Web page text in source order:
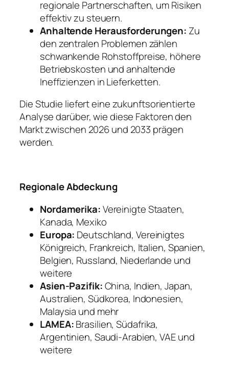
regionale Partnerschaften, um Risiken
effektiv zu steuern.
Anhaltende Herausforderungen: Zu
den zentralen Problemen zählen
schwankende Rohstoffpreise, höhere
Betriebskosten und anhaltende
Ineffizienzen in Lieferketten.
Die Studie liefert eine zukunftsorientierte
Analyse darüber, wie diese Faktoren den
Markt zwischen 2026 und 2033 prägen
werden.
Regionale Abdeckung
Nordamerika:Vereinigte Staaten,
Kanada, Mexiko
Europa: Deutschland, Vereinigtes
Königreich, Frankreich, Italien, Spanien,
Belgien, Russland, Niederlande und
weitere
Asien-Pazifik:China, Indien, Japan,
Australien, Südkorea, Indonesien,
Malaysia und mehr
LAMEA:Brasilien, Südafrika,
Argentinien, Saudi-Arabien, VAE und
weitere